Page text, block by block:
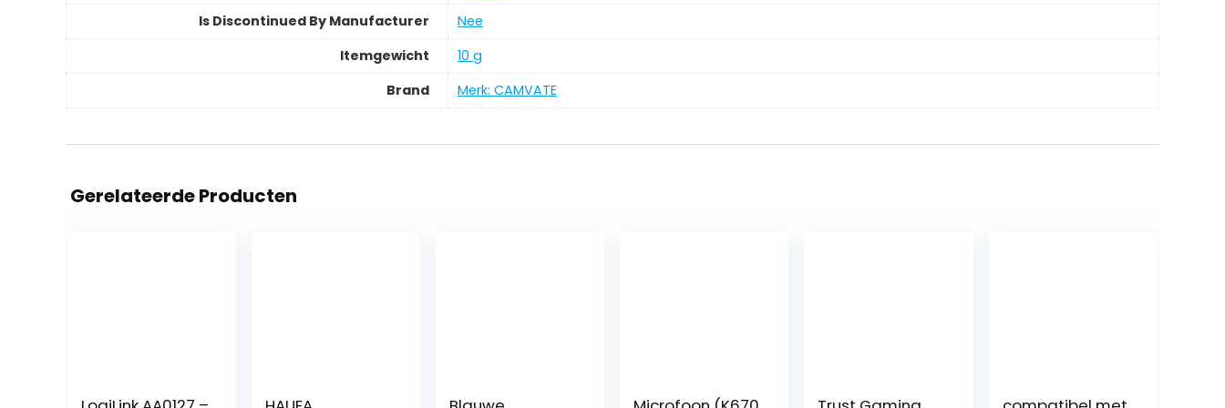
Is Discontinued By Manufacturer
‎Nee
Itemgewicht
‎10 g
Brand
Merk: CAMVATE
Gerelateerde Producten